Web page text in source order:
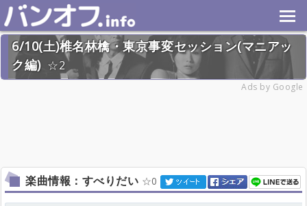
6/10(土)椎名林檎・東京事変セッション(マニアッ
ク編)
2
Ads by Google
楽曲情報：すべりだい 0